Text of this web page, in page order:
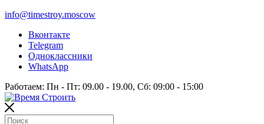
info@timestroy.moscow
Вконтакте
Telegram
Одноклассники
WhatsApp
Работаем: Пн - Пт: 09.00 - 19.00, Сб: 09:00 - 15:00